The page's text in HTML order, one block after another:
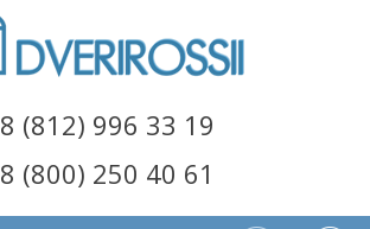
8 (812) 996 33 19
8 (800) 250 40 61